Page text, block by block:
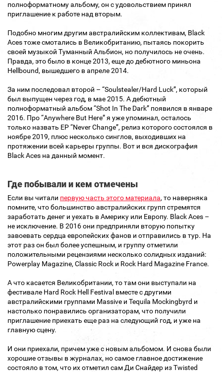
полноформатному альбому, он с удовольствием принял
приглашение к работе над вторым.
Подобно многим другим австралийским коллективам, Black
Aces тоже смотались в Великобританию, пытаясь покорить
своей музыкой Туманный Альбион, но получилось не очень.
Правда, это было в конце 2013, еще до дебютного миньона
Hellbound, вышедшего в апреле 2014.
За ним последовал второй – “Soulstealer/Hard Luck”, который
был выпущен через год, в мае 2015. А дебютный
полноформатный альбом “Shot In The Dark” появился в январе
2016. Про “Anywhere But Here” я уже упоминал, осталось
только назвать ЕР “Never Change”, релиз которого состоялся в
ноябре 2019, плюс несколько синглов, выходивших на
протяжении всей карьеры группы. Вот и вся дискография
Black Aces на данный момент.
Где побывали и кем отмечены
Если вы читали первую часть этого материала, то наверняка
помните, что большинство австралийских групп стремятся
заработать денег и уехать в Америку или Европу. Black Aces –
не исключение. В 2016 они предприняли вторую попытку
завоевать сердца европейских фанов и отправились в тур. На
этот раз он был более успешным, и группу отметили
положительными рецензиями несколько солидных изданий:
Powerplay Magazine, Classic Rock и Rock Hard Magazine France.
А что касается Великобритании, то там они выступали на
фестивале Hard Rock Hell Festival вместе с другими
австралийскими группами Massive и Tequila Mockingbyrd и
настолько понравились организаторам, что получили
приглашение приехать еще раз на следующий год, и уже на
главную сцену.
И они приехали, причем уже с новым альбомом. И снова были
хорошие отзывы в журналах, но самое главное достижение
состояло в том, что их отметил сам Ди Снайдер из Twisted